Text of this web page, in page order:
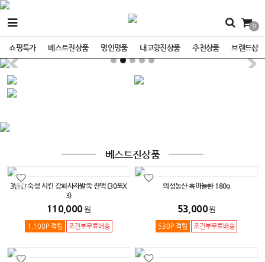
0
쇼핑특가 베스트진상품 명인명품 내고향진상품 추천상품 브랜드샵
베스트진상품
3년간 숙성 시킨 강화사자발쑥 진액 (30포X
3)
110,000원
1,100P 적립 조건부무료배송
의성농산 흑마늘환 180g
53,000원
530P 적립 조건부무료배송